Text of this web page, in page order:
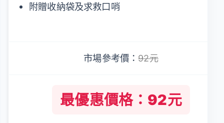
附贈收納袋及求救口哨
市場參考價：92元
最優惠價格：92元